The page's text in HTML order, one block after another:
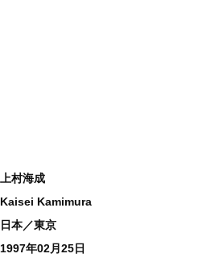
上村海成
Kaisei Kamimura
日本／東京
1997年02月25日